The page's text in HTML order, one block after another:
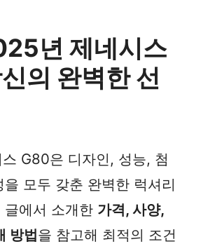
년 제네시스
의 완벽한 선
G80은 디자인, 성능, 첨
모두 갖춘 완벽한 럭셔리
에서 소개한 가격, 사양,
방법을 참고해 최적의 조건